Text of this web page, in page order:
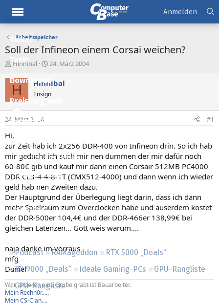
Ticker
Tests
Downloads
Preisvergleich
Forum
Aktuelles
Empfohlene Inhalte
Neue Beiträge
Neueste Aktivitäten
Leserartikel
Regeln
Podcast RAMageddon
RTX 5000 „Deals“
RX 9000 „Deals“
Ideale Gaming-PCs
GPU-Rangliste
CPU-Rangliste
Anmelden
Arbeitsspeicher
Soll der Infineon einem Corsai weichen?
E
s
t
e
e
Hinnibal
E
s
e
t
m
24. März 2004
H Hinnibal
Ensign
24. März 2004 #1
Hi,
zur Zeit hab ich 2x256 DDR-400 von Infineon drin. So ich hab
mir gedacht ich such mir nen dummen der mir dafür noch
60-80€ gib und kauf mir dann einen Corsair 512MB PC4000
DDR CL3-4-4-8-1T (CMX512-4000) und dann wenn ich wieder
geld hab nen Zweiten dazu.
Der Hauptgrund der Überlegung liegt darin, dass ich dann
mehr Spielraum zum Overclocken habe und auserdem kostet
der DDR-500er 104,4€ und der DDR-466er 138,99€ bei
gleichen Latenzen... Gott weis warum....
naja danke im vorraus
mfg
Daniel
Wer anderen eine Grube grabt ist Bauarbeiter.
Mein Rechn0r.....
Mein CS-Clan....